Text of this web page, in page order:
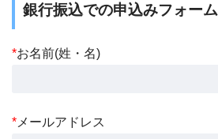
銀行振込での申込みフォーム
*お名前(姓・名)
* メールアドレス